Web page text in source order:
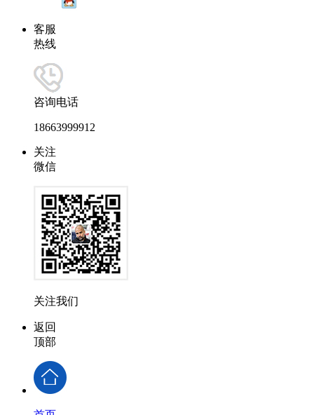
客服
热线
咨询电话
18663999912
关注
微信
关注我们
返回
顶部